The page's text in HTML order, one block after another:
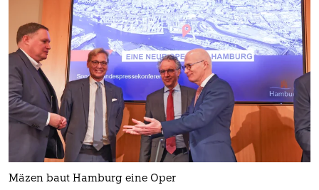
Mäzen baut Hamburg eine Oper